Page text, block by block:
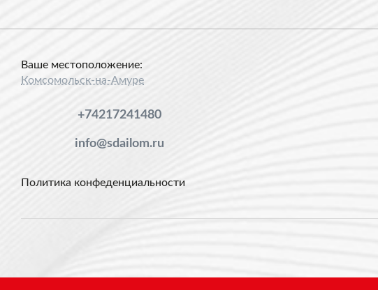
Ваше местоположение:
Комсомольск-на-Амуре
+74217241480
info@sdailom.ru
Политика конфеденциальности